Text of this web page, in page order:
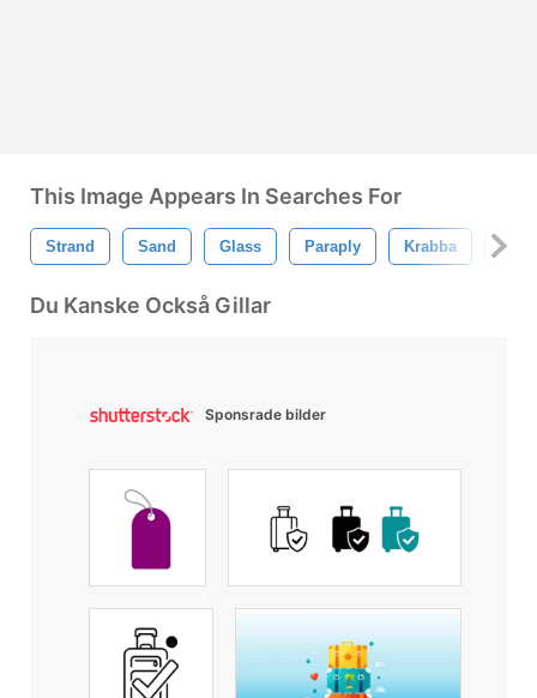
This Image Appears In Searches For
Strand Sand Glass Paraply Krabba Platt
Du Kanske Också Gillar
Sponsrade bilder